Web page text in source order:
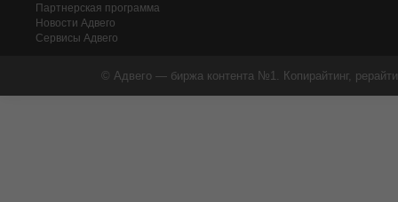
Партнерская программа
Новости Адвего
Сервисы Адвего
© Адвего — биржа контента №1. Копирайтинг,